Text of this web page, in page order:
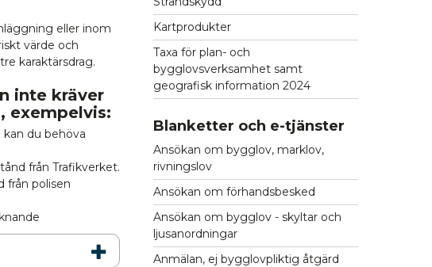
eller inom
värde och
karaktärsdrag.
inte kräver
exempelvis:
du behöva
från Trafikverket.
från polisen
Kartprodukter
Taxa för plan- och
bygglovsverksamhet samt
geografisk information 2024
Blanketter och e-tjänster
Ansökan om bygglov, marklov,
rivningslov
Ansökan om förhandsbesked
Ansökan om bygglov - skyltar och
ljusanordningar
Anmälan, ej bygglovpliktig åtgärd